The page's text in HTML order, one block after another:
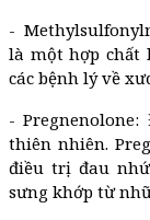
-
là một hợp chất
các bệnh lý về
- Pregnenolone:
thiên nhiên.
điều trị đau
sưng khớp từ